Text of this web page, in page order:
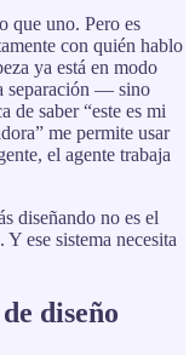
que uno. Pero es
con quién hablo
ya está en modo
separación — sino
de saber “este es mi
me permite usar
el agente trabaja
diseñando no es el
ese sistema necesita
diseño